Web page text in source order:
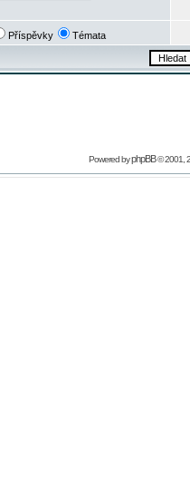
Příspěvky Témata
Powered byphpBB© 2001,